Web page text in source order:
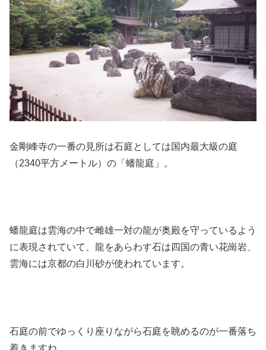
金剛峰寺の一番の見所は石庭としては国内最大級の庭
（2340平方メートル）の「蟠龍庭」。
蟠龍庭は雲海の中で雌雄一対の龍が奥殿を守っているよう
に表現されていて、龍をあらわす石は四国の青い花崗岩、
雲海には京都の白川砂が使われています。
石庭の前でゆっくり座りながら石庭を眺めるのが一番落ち
着きますね。